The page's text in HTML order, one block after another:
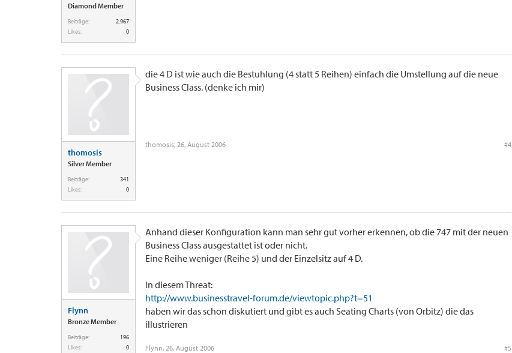
Diamond Member
Beiträge:
2.967
Likes:
0
thomosis
Silver Member
Beiträge:
341
Likes:
0
die 4 D ist wie auch die Bestuhlung (4 statt 5 Reihen) einfach die Umstellung auf die neue
Business Class. (denke ich mir)
thomosis, 26. August 2006 #4
Flynn
Bronze Member
Beiträge:
196
Likes:
0
Anhand dieser Konfiguration kann man sehr gut vorher erkennen, ob die 747 mit der neuen
Business Class ausgestattet ist oder nicht.
Eine Reihe weniger (Reihe 5) und der Einzelsitz auf 4 D.
In diesem Threat:
http://www.businesstravel-forum.de/viewtopic.php?t=51
haben wir das schon diskutiert und gibt es auch Seating Charts (von Orbitz) die das
illustrieren
Flynn, 26. August 2006 #5